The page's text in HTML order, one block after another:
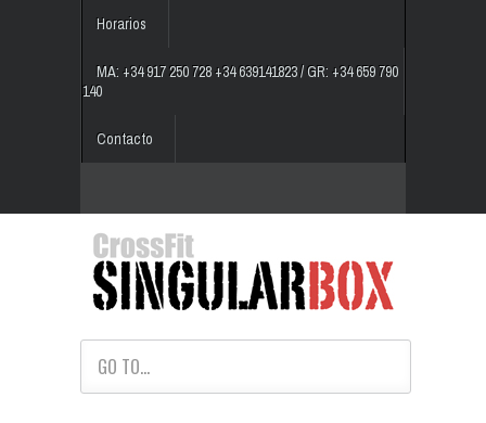
Horarios
MA: +34 917 250 728 +34 639141823 / GR: +34 659 790
140
Contacto
GO TO...